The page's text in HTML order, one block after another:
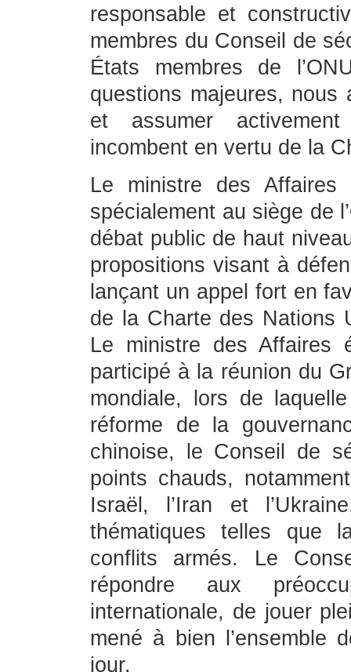
responsable et
membres du Conseil de
États membres de
questions majeures,
et assumer
incombent en vertu de la
Le ministre des Affaires
spécialement au siège de
débat public de haut
propositions visant à
lançant un appel fort en
de la Charte des Nations
Le ministre des Affaires
participé à la réunion du
mondiale, lors de
réforme de la
chinoise, le Conseil de
points chauds,
Israël, l’Iran et
thématiques telles que
conflits armés. Le
répondre aux
internationale, de jouer
mené à bien l’ensemble
jour.